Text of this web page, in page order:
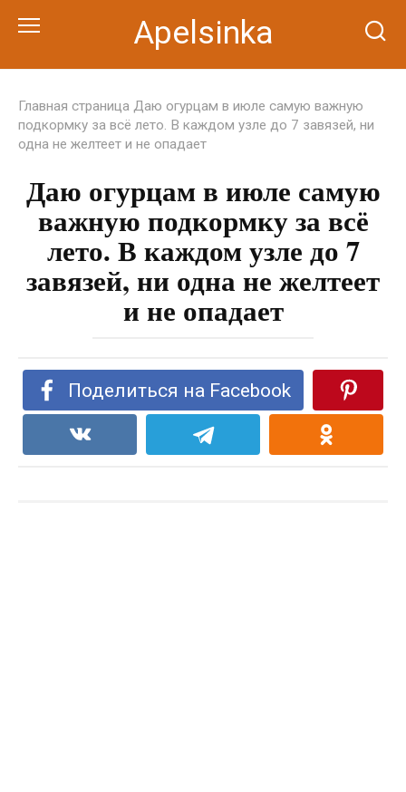
Apelsinka
Главная страница Даю огурцам в июле самую важную
подкормку за всё лето. В каждом узле до 7 завязей, ни
одна не желтеет и не опадает
Даю огурцам в июле самую
важную подкормку за всё
лето. В каждом узле до 7
завязей, ни одна не желтеет
и не опадает
Поделиться на Facebook